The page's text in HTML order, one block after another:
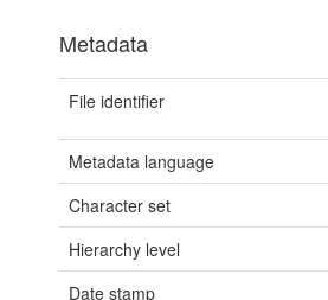
Metadata
File identifier
Metadata language
Character set
Hierarchy level
Date stamp